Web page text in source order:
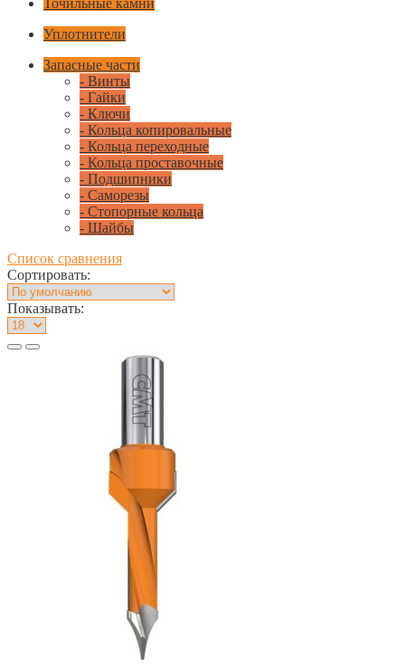
Точильные камни
Уплотнители
Запасные части
- Винты
- Гайки
- Ключи
- Кольца копировальные
- Кольца переходные
- Кольца проставочные
- Подшипники
- Саморезы
- Стопорные кольца
- Шайбы
Список сравнения
Сортировать:
Показывать: